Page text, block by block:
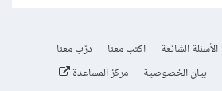
الأسئلة الشائعة اكتب معنا
درّب معنا
بيان الخصوصية مركز المساعدة